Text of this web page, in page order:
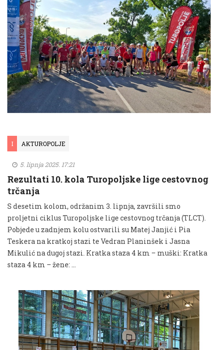
I AKTUROPOLJE
5. lipnja 2025. 17:21
Rezultati 10. kola Turopoljske lige cestovnog
trčanja
S desetim kolom, održanim 3. lipnja, završili smo
proljetni ciklus Turopoljske lige cestovnog trčanja (TLCT).
Pobjede u zadnjem kolu ostvarili su Matej Janjić i Pia
Teskera na kratkoj stazi te Vedran Planinšek i Jasna
Mikulić na dugoj stazi. Kratka staza 4 km – muški: Kratka
staza 4 km – žene: …